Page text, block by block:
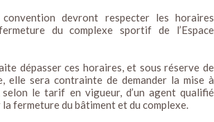
devront respecter les horaires
du complexe sportif de l’Espace
dépasser ces horaires, et sous réserve de
elle sera contrainte de demander la mise à
le tarif en vigueur, d’un agent qualifié
fermeture du bâtiment et du complexe.